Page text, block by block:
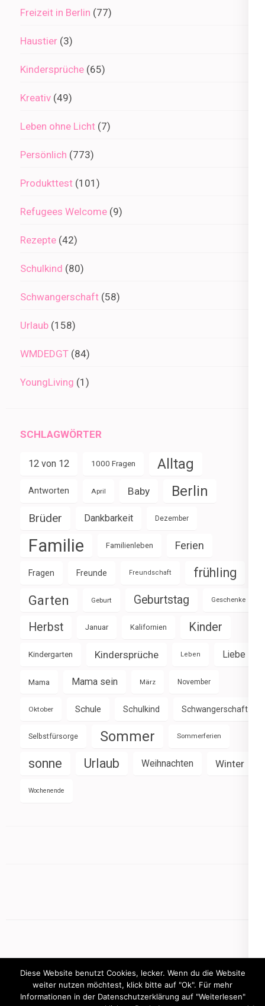
Freizeit in Berlin (77)
Haustier (3)
Kindersprüche (65)
Kreativ (49)
Leben ohne Licht (7)
Persönlich (773)
Produkttest (101)
Refugees Welcome (9)
Rezepte (42)
Schulkind (80)
Schwangerschaft (58)
Urlaub (158)
WMDEDGT (84)
YoungLiving (1)
SCHLAGWÖRTER
12 von 12 1000 Fragen Alltag
Antworten April Baby Berlin
Brüder Dankbarkeit Dezember
Familie Familienleben Ferien
Fragen Freunde Freundschaft frühling
Garten Geburt Geburtstag Geschenke
Herbst Januar Kalifornien Kinder
Kindergarten Kindersprüche Leben Liebe
Mama Mama sein März November
Oktober Schule Schulkind Schwangerschaft
Selbstfürsorge Sommer Sommerferien
sonne Urlaub Weihnachten Winter
Wochenende
Diese Website benutzt Cookies, lecker. Wenn du die Website
weiter nutzen möchtest, klick bitte auf "Ok". Für mehr
Informationen in der Datenschutzerklärung auf "Weiterlesen"